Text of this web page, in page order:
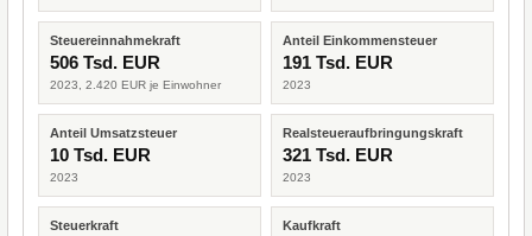
Steuereinnahmekraft
506 Tsd. EUR
2023, 2.420 EUR je Einwohner
Anteil Einkommensteuer
191 Tsd. EUR
2023
Anteil Umsatzsteuer
10 Tsd. EUR
2023
Realsteueraufbringungskraft
321 Tsd. EUR
2023
Steuerkraft Kaufkraft